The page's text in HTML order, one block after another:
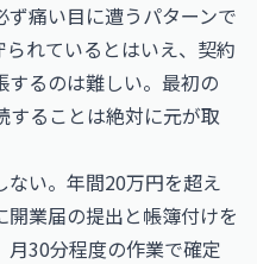
痛い目に遭うパターンで
れているとはいえ、契約
るのは難しい。最初の
することは絶対に元が取
い。年間20万円を超え
業届の提出と帳簿付けを
30分程度の作業で確定